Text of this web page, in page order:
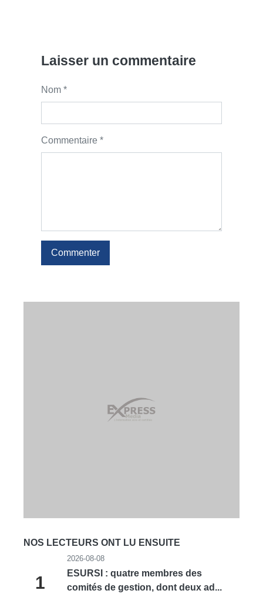
Laisser un commentaire
Nom *
Commentaire *
Commenter
NOS LECTEURS ONT LU ENSUITE
1
2026-08-08
ESURSI : quatre membres des
comités de gestion, dont deux ad...